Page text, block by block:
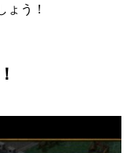
ょう！